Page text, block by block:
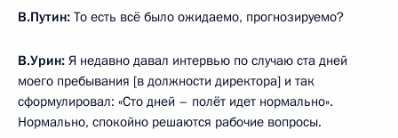
В.Путин: То есть всё было ожидаемо, прогнозируемо?
В.Урин: Я недавно давал интервью по случаю ста дней
моего пребывания [в должности директора] и так
сформулировал: «Сто дней – полёт идет нормально».
Нормально, спокойно решаются рабочие вопросы.